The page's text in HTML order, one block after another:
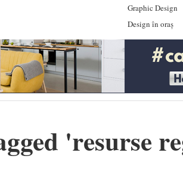
Graphic Design
Design în oraș
'resurse